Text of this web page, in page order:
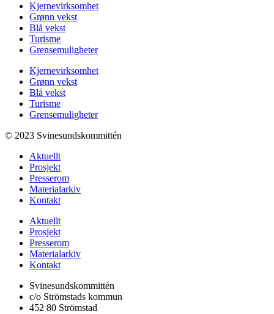
Kjernevirksomhet
Grønn vekst
Blå vekst
Turisme
Grensemuligheter
Kjernevirksomhet
Grønn vekst
Blå vekst
Turisme
Grensemuligheter
© 2023 Svinesundskommittén
Aktuellt
Prosjekt
Presserom
Materialarkiv
Kontakt
Aktuellt
Prosjekt
Presserom
Materialarkiv
Kontakt
Svinesundskommittén
c/o Strömstads kommun
452 80 Strömstad